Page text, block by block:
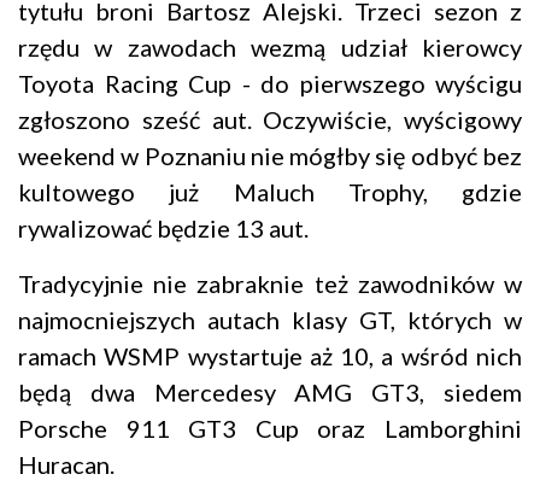
tytułu broni Bartosz Alejski. Trzeci sezon z
rzędu w zawodach wezmą udział kierowcy
Toyota Racing Cup - do pierwszego wyścigu
zgłoszono sześć aut. Oczywiście, wyścigowy
weekend w Poznaniu nie mógłby się odbyć bez
kultowego już Maluch Trophy, gdzie
rywalizować będzie 13 aut.
Tradycyjnie nie zabraknie też zawodników w
najmocniejszych autach klasy GT, których w
ramach WSMP wystartuje aż 10, a wśród nich
będą dwa Mercedesy AMG GT3, siedem
Porsche 911 GT3 Cup oraz Lamborghini
Huracan.